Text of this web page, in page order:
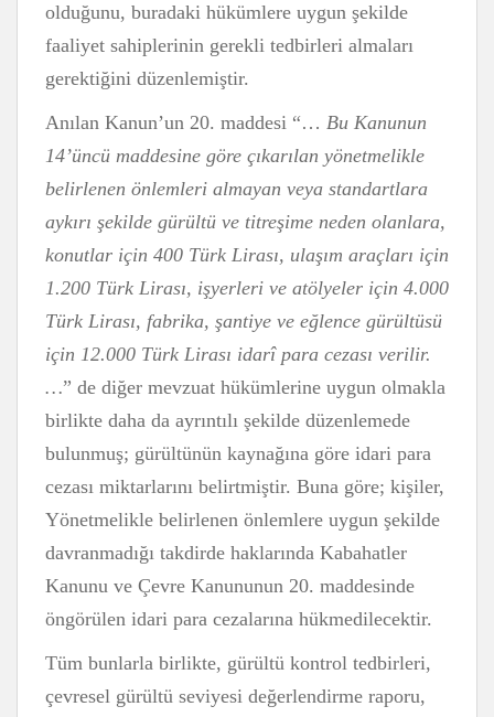
olduğunu, buradaki hükümlere uygun şekilde
faaliyet sahiplerinin gerekli tedbirleri almaları
gerektiğini düzenlemiştir.
Anılan Kanun’un 20. maddesi “… Bu Kanunun
14’üncü maddesine göre çıkarılan yönetmelikle
belirlenen önlemleri almayan veya standartlara
aykırı şekilde gürültü ve titreşime neden olanlara,
konutlar için 400 Türk Lirası, ulaşım araçları için
1.200 Türk Lirası, işyerleri ve atölyeler için 4.000
Türk Lirası, fabrika, şantiye ve eğlence gürültüsü
için 12.000 Türk Lirası idarî para cezası verilir.
…” de diğer mevzuat hükümlerine uygun olmakla
birlikte daha da ayrıntılı şekilde düzenlemede
bulunmuş; gürültünün kaynağına göre idari para
cezası miktarlarını belirtmiştir. Buna göre; kişiler,
Yönetmelikle belirlenen önlemlere uygun şekilde
davranmadığı takdirde haklarında Kabahatler
Kanunu ve Çevre Kanununun 20. maddesinde
öngörülen idari para cezalarına hükmedilecektir.
Tüm bunlarla birlikte, gürültü kontrol tedbirleri,
çevresel gürültü seviyesi değerlendirme raporu,